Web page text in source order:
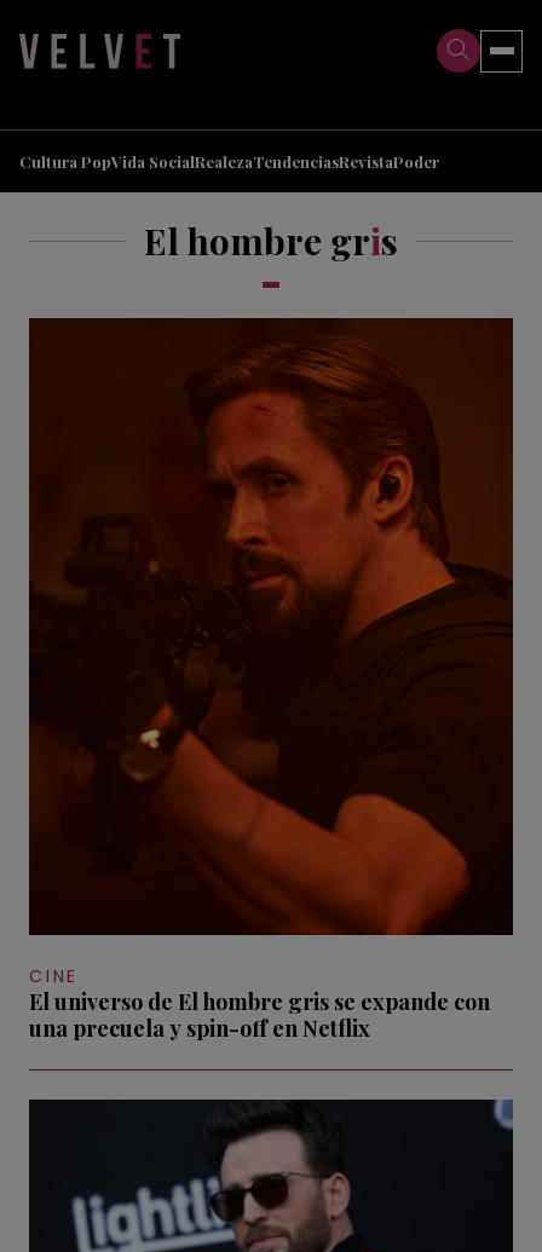
Cultura PopVida SocialRealezaTendenciasRevistaPoder
El hombre gris
CINE
El universo de El hombre gris se expande con
una precuela y spin-off en Netflix